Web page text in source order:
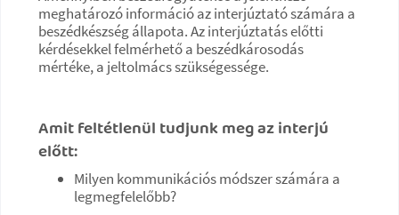
meghatározó információ az interjúztató számára a
beszédkészség állapota. Az interjúztatás előtti
kérdésekkel felmérhető a beszédkárosodás
mértéke, a jeltolmács szükségessége.
Amit feltétlenül tudjunk meg az interjú
előtt:
Milyen kommunikációs módszer számára a
legmegfelelőbb?​​​​​​​